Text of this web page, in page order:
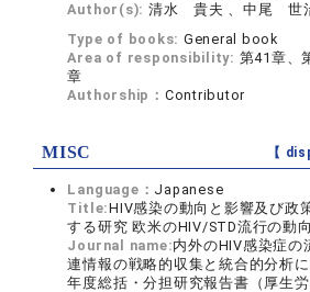
Author(s): 清水 貴夫 、中尾 世
Type of books: General book
Area of responsibility: 第41章、
章
Authorship： Contributor
MISC 【
Language： Japanese
Title:HIV感染の動向と影響及び政
する研究 欧米のHIV/STD流行の動
Journal name:内外のHIV感染症の
連情報の戦略的収集と統合的分析
年度総括・分担研究報告書（厚生